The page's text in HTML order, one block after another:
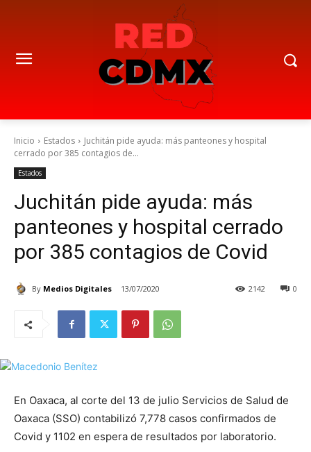
Inicio Estados
Juchitán pide ayuda: más panteones y hospital
cerrado por 385 contagios de...
Estados
Juchitán pide ayuda: más
panteones y hospital cerrado
por 385 contagios de Covid
By Medios Digitales 13/07/2020 0
2142
En Oaxaca, al corte del 13 de julio Servicios de Salud de
Oaxaca (SSO) contabilizó 7,778 casos confirmados de
Covid y 1102 en espera de resultados por laboratorio.